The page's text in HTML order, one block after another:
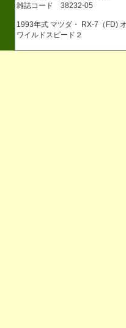
雑誌コード 38232-05
1993年式 マツダ・ RX-7（FD)
ワイルドスピード２